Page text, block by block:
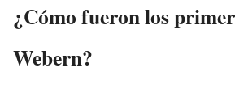
¿Cómo fueron los
Webern?